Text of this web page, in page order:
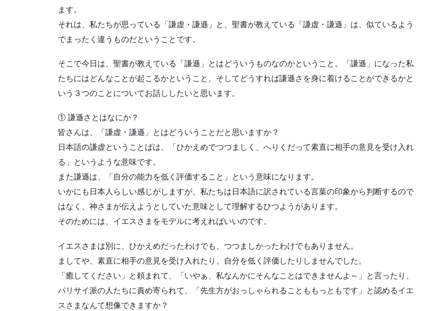
ます。
それは、私たちが思っている「謙虚・謙遜」と、聖書が教えている「謙虚・謙遜」は、似ているよう
でまったく違うものだということです。
そこで今日は、聖書が教えている「謙遜」とはどういうものなのかということ、「謙遜」になった私
たちにはどんなことが起こるかということ、そしてどうすれば謙遜さを身に着けることができるかと
いう３つのことについてお話ししたいと思います。
① 謙遜さとはなにか？
皆さんは、「謙虚・謙遜」とはどういうことだと思いますか？
日本語の謙虚ということばは、「ひかえめでつつましく、へりくだって素直に相手の意見を受け入れ
る」というような意味です。
また謙遜は、「自分の能力を低く評価すること」という意味になります。
いかにも日本人らしい感じがしますが、私たちは日本語に訳されている言葉の印象から判断するので
はなく、神さまが伝えようとしていた意味として理解するひつようがあります。
そのためには、イエスさまをモデルに考えればいいのです。
イエスさまは別に、ひかえめだったわけでも、つつましかったわけでもありません。
ましてや、素直に相手の意見を受け入れたり、自分を低く評価したりしませんでした。
「癒してください」と頼まれて、「いやぁ、私なんかにそんなことはできませんよ～」と言ったり、
パリサイ派の人たちに責め寄られて、「先生方がおっしゃられることももっともです」と認めるイエ
スさまなんて想像できますか？